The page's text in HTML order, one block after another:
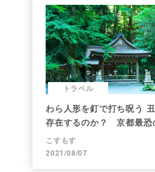
トラベル
わら人形を釘で打ち呪う
存在するのか？ 京都最恐
調べた
こすもす
2021/08/07